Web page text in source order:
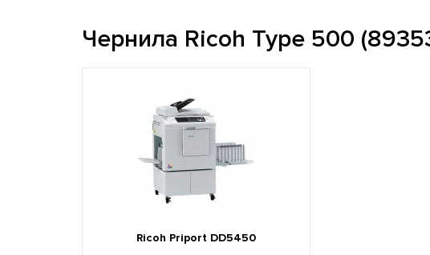
Чернила Ricoh Type 500
Ricoh Priport DD5450